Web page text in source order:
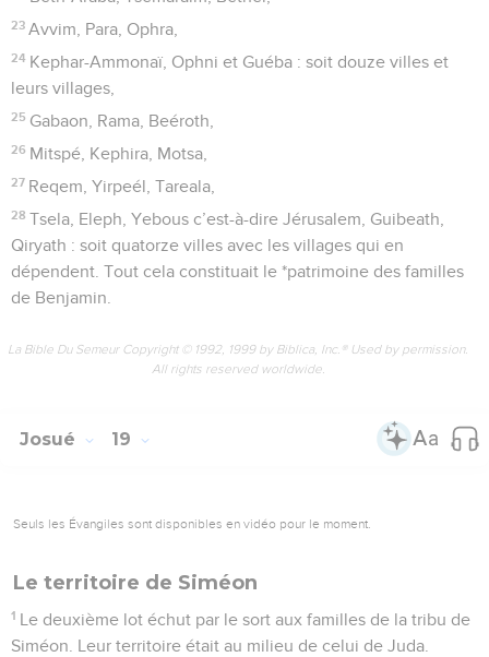
23 Avvim, Para, Ophra,
24 Kephar-Ammonaï, Ophni et Guéba : soit douze villes et
leurs villages,
25 Gabaon, Rama, Beéroth,
26 Mitspé, Kephira, Motsa,
27 Reqem, Yirpeél, Tareala,
28 Tsela, Eleph, Yebous c’est-à-dire Jérusalem, Guibeath,
Qiryath : soit quatorze villes avec les villages qui en
dépendent. Tout cela constituait le *patrimoine des familles
de Benjamin.
La Bible Du Semeur Copyright © 1992, 1999 by Biblica, Inc.® Used by permission.
All rights reserved worldwide.
Josué 19
Seuls les Évangiles sont disponibles en vidéo pour le moment.
Le territoire de Siméon
1 Le deuxième lot échut par le sort aux familles de la tribu de
Siméon. Leur territoire était au milieu de celui de Juda.